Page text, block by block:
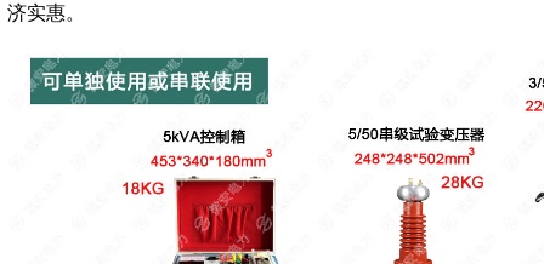
济实惠。